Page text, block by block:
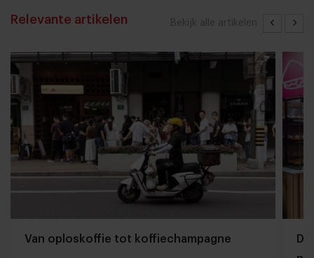
Bekijk alle artikelen
Relevante artikelen
Van oploskoffie tot koffiechampagne